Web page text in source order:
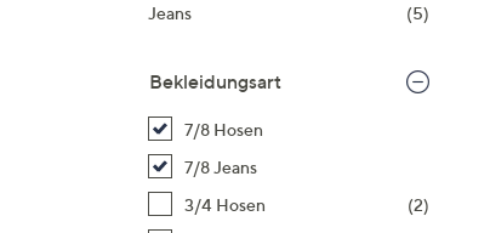
Jeans
(5)
Bekleidungsart
7/8 Hosen
7/8 Jeans
3/4 Hosen
(2)